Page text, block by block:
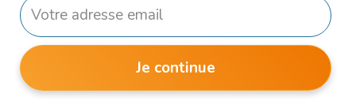
Je continue